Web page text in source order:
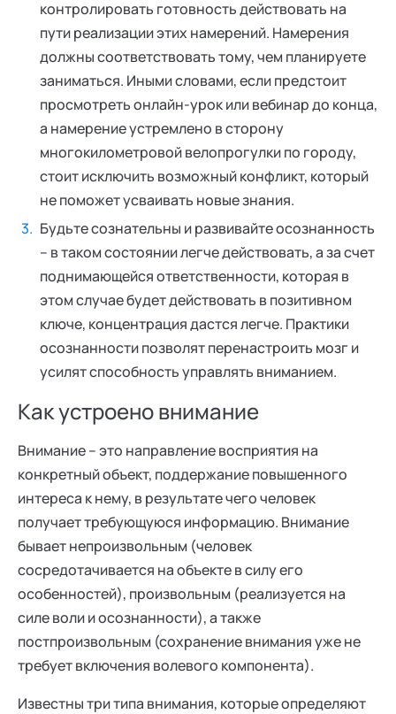
контролировать готовность действовать на
пути реализации этих намерений. Намерения
должны соответствовать тому, чем планируете
заниматься. Иными словами, если предстоит
просмотреть онлайн-урок или вебинар до конца,
а намерение устремлено в сторону
многокилометровой велопрогулки по городу,
стоит исключить возможный конфликт, который
не поможет усваивать новые знания.
Будьте сознательны и развивайте осознанность
– в таком состоянии легче действовать, а за счет
поднимающейся ответственности, которая в
этом случае будет действовать в позитивном
ключе, концентрация дастся легче. Практики
осознанности позволят перенастроить мозг и
усилят способность управлять вниманием.
Как устроено внимание
Внимание – это направление восприятия на
конкретный объект, поддержание повышенного
интереса к нему, в результате чего человек
получает требующуюся информацию. Внимание
бывает непроизвольным (человек
сосредотачивается на объекте в силу его
особенностей), произвольным (реализуется на
силе воли и осознанности), а также
постпроизвольным (сохранение внимания уже не
требует включения волевого компонента).
Известны три типа внимания, которые определяют